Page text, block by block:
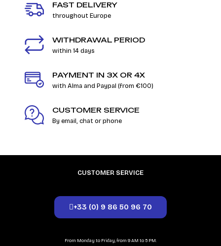
FAST DELIVERY
throughout Europe
WITHDRAWAL PERIOD
within 14 days
PAYMENT IN 3X OR 4X
with Alma and Paypal (from €100)
CUSTOMER SERVICE
By email, chat or phone
CUSTOMER SERVICE
+33 (0) 9 86 50 96 70
From Monday to Friday, from 9 AM to 5 PM.